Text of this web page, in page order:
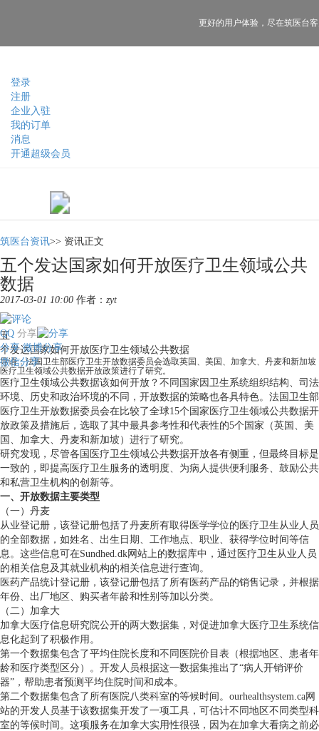
登录
注册
企业入驻
我的订单
消息
开通超级会员
更好的用户体验， 尽在筑医台
筑医台资讯>> 资讯正文
五个发达国家如何开放医疗卫生领域公共
数据
2017-03-01 10:00 作者： zyt
分享
QQ
分享 微博分享
微信分享
五
个发达国家如何开放医疗卫生领域公共数据
导语：法国卫生部医疗卫生开放数据委员会选取英国、美国、加拿大、丹麦和新加坡
医疗卫生领域公共数据开放政策进行了研究。
医疗卫生领域公共数据该如何开放？不同国家因卫生系统组织结构、司法
环境、历史和政治环境的不同，开放数据的策略也各具特色。法国卫生部
医疗卫生开放数据委员会在比较了全球15个国家医疗卫生领域公共数据开
放政策及措施后，选取了其中最具参考性和代表性的5个国家（英国、美
国、加拿大、丹麦和新加坡）进行了研究。
研究发现，尽管各国医疗卫生领域公共数据开放各有侧重，但最终目标是
一致的，即提高医疗卫生服务的透明度、为病人提供便利服务、鼓励公共
和私营卫生机构的创新等。
一、开放数据主要类型
（一）丹麦
从业登记册，该登记册包括了丹麦所有取得医学学位的医疗卫生从业人员
的全部数据，如姓名、出生日期、工作地点、职业、获得学位时间等信
息。这些信息可在Sundhed.dk网站上的数据库中，通过医疗卫生从业人员
的相关信息及其就业机构的相关信息进行查询。
医药产品统计登记册，该登记册包括了所有医药产品的销售记录，并根据
年份、出厂地区、购买者年龄和性别等加以分类。
（二）加拿大
加拿大医疗信息研究院公开的两大数据集，对促进加拿大医疗卫生系统信
息化起到了积极作用。
第一个数据集包含了平均住院长度和不同医院价目表（根据地区、患者年
龄和医疗类型区分）。开发人员根据这一数据集推出了“病人开销评价
器”，帮助患者预测平均住院时间和成本。
第二个数据集包含了所有医院八类科室的等候时间。ourhealthsystem.ca网
站的开发人员基于该数据集开发了一项工具，可估计不同地区不同类型科
室的等候时间。这项服务在加拿大实用性很强，因为在加拿大看病之前必